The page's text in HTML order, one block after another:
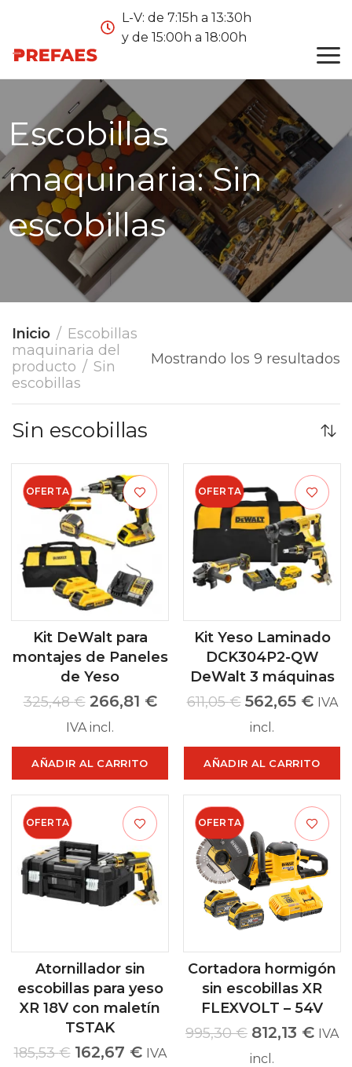
L-V: de 7:15h a 13:30h
y de 15:00h a 18:00h
Escobillas
maquinaria:Sin
escobillas
Inicio
Escobillas
maquinaria del
producto
Sin
escobillas
Mostrando los 9 resultados
Sin escobillas
OFERTA
Kit DeWalt para
montajes de Paneles
de Yeso
325,48€ 266,81 €
IVA incl.
AÑADIR AL CARRITO
OFERTA
Kit Yeso Laminado
DCK304P2-QW
DeWalt 3 máquinas
611,05€ 562,65 € IVA
incl.
AÑADIR AL CARRITO
OFERTA
Atornillador sin
escobillas para yeso
XR 18V con maletín
TSTAK
185,53€ 162,67 € IVA
OFERTA
Cortadora hormigón
sin escobillas XR
FLEXVOLT – 54V
995,30€ 812,13 € IVA
incl.